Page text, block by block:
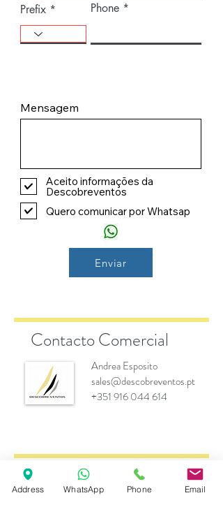
Prefix Phone
Mensagem
Aceito informações da
Descobreventos
Quero comunicar por Whatsap
Enviar
Contacto Comercial
Andrea Esposito
sales@descobreventos.pt
+351 916 044 614
Marcas
Address WhatsApp Phone Email